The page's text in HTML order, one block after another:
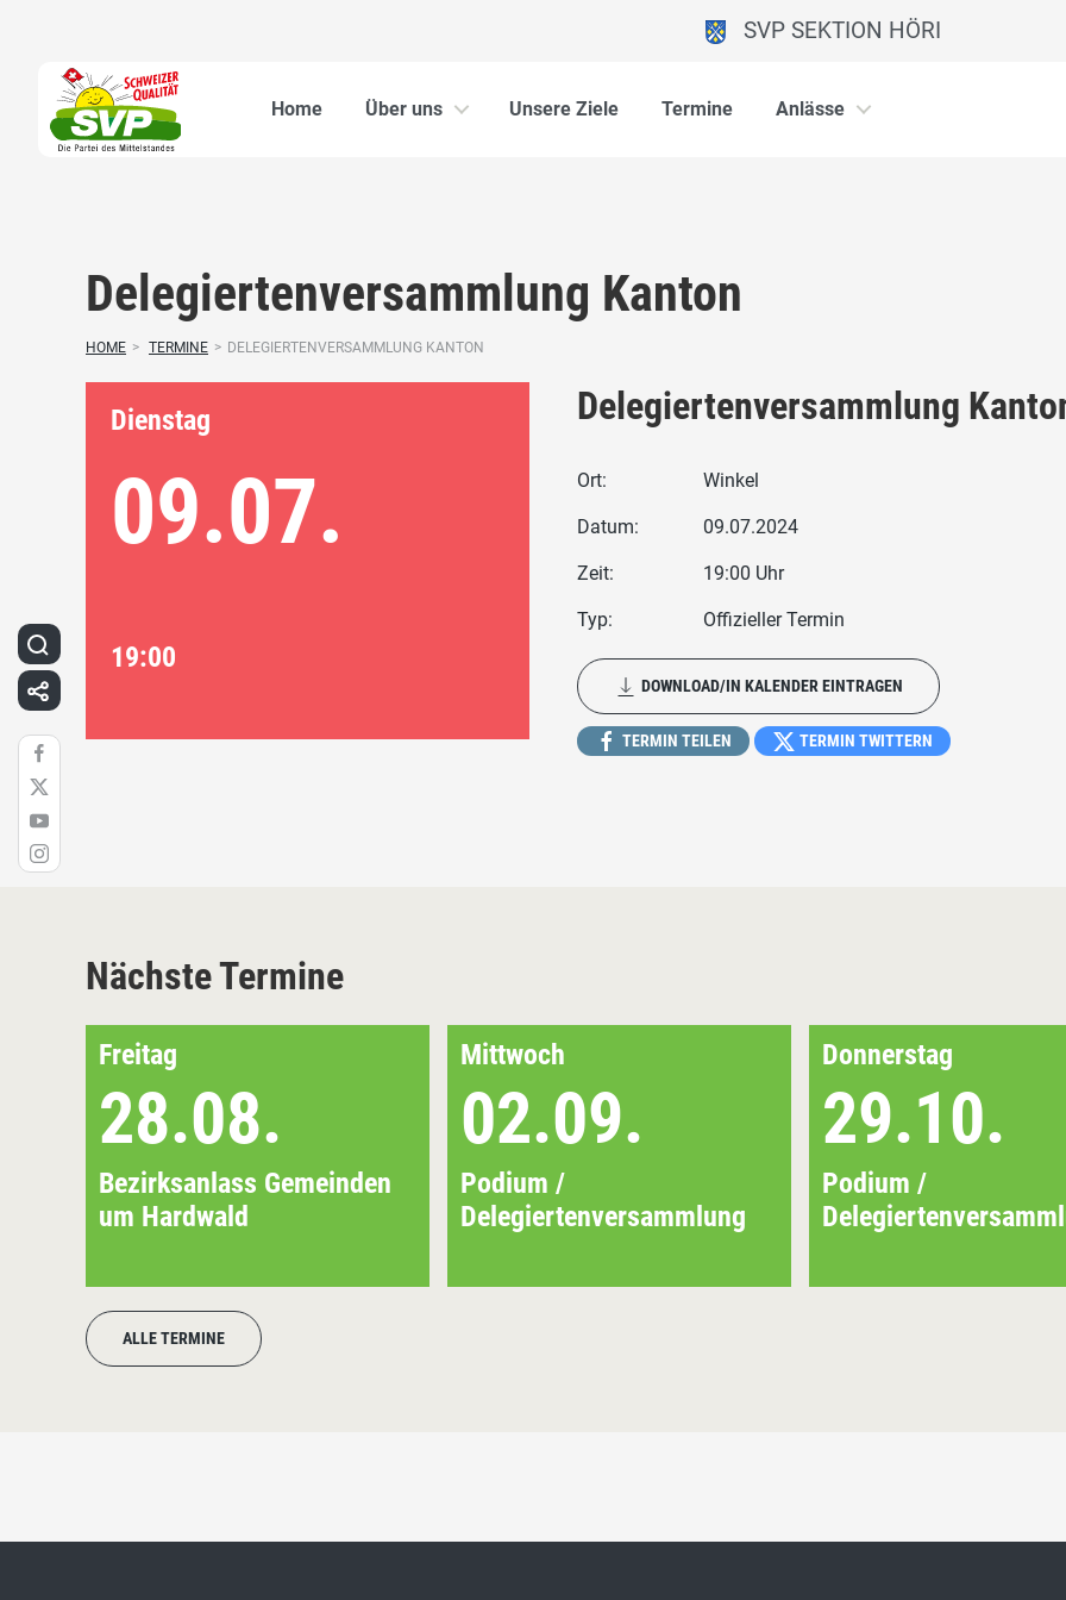
SVP SEKTION HÖRI
Home Über uns Unsere Ziele Termine Anlässe
Delegiertenversammlung Kanton
HOME > TERMINE > DELEGIERTENVERSAMMLUNG KANTON
Dienstag
09.07.
19:00
Delegiertenversammlung
Ort: Winkel
Datum: 09.07.2024
Zeit: 19:00 Uhr
Typ: Offizieller Termin
DOWNLOAD/IN KALENDER EINTRAGEN
TERMIN TEILEN TERMIN TWITTERN
Nächste Termine
Freitag
28.08.
Bezirksanlass Gemeinden
um Hardwald
Mittwoch
02.09.
Podium /
Delegiertenversammlung
Donnerstag
29.10.
Podium /
ALLE TERMINE